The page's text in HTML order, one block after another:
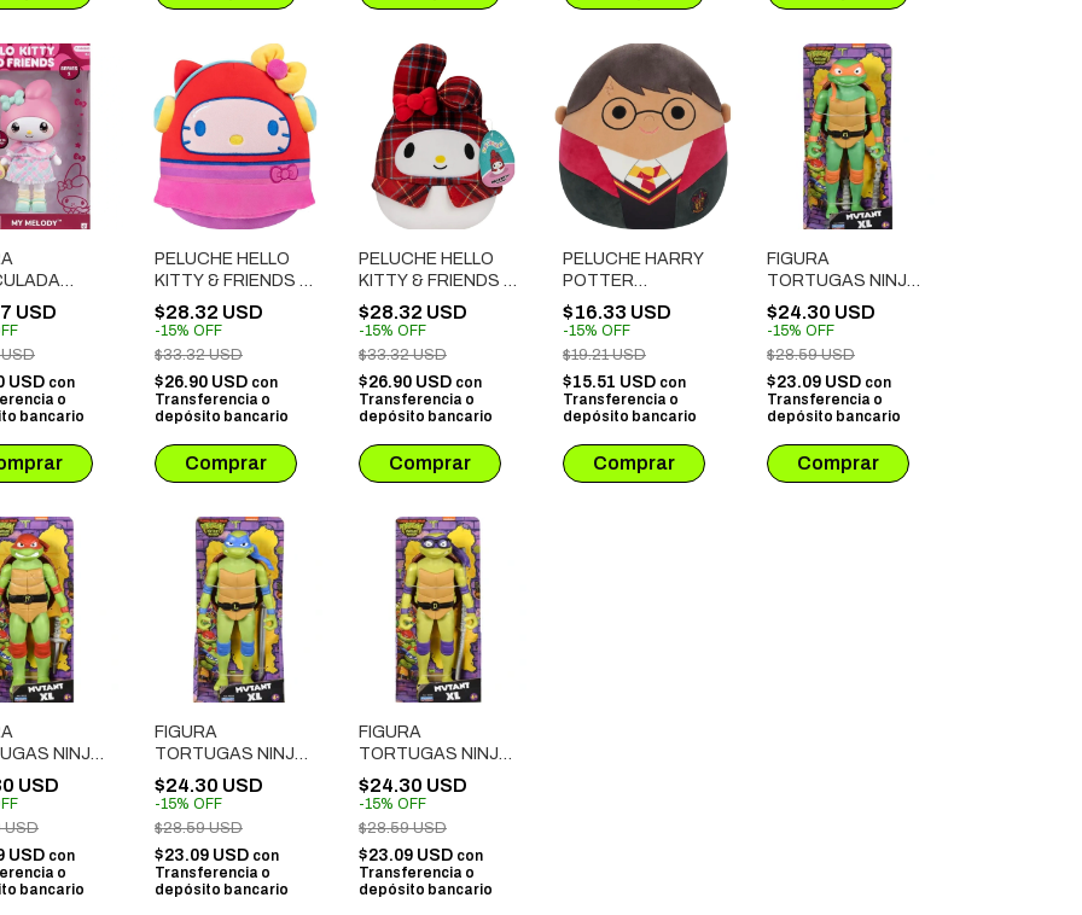
KITTY &
- MY
USD
USD con
o
bancario
PELUCHE HELLO
KITTY & FRIENDS -
KITTY (2)
$28.32 USD
-15% OFF
$33.32 USD
$26.90 USD con
Transferencia o
depósito bancario
PELUCHE HELLO
KITTY & FRIENDS -
MY MELODY
$28.32 USD
-15% OFF
$33.32 USD
$26.90 USD con
Transferencia o
depósito bancario
PELUCHE HARRY
POTTER
SQUISHMALLOW -
HARRY POTTER
$16.33 USD
-15% OFF
$19.21 USD
$15.51 USD con
Transferencia o
depósito bancario
FIGURA
TORTUGAS NINJA
MUTANT MAYHEM -
MICHELANGELO
(83220)
$24.30 USD
-15% OFF
$28.59 USD
$23.09 USD con
Transferencia o
depósito bancario
NINJA
MAYHEM -
(83220)
USD
USD
USD con
o
bancario
FIGURA
TORTUGAS NINJA
MUTANT MAYHEM
XL - LEONARDO
(83220)
$24.30 USD
-15% OFF
$28.59 USD
$23.09 USD con
Transferencia o
depósito bancario
FIGURA
TORTUGAS NINJA
MUTANT MAYHEM
XL - DONATELLO
(83220)
$24.30 USD
-15% OFF
$28.59 USD
$23.09 USD con
Transferencia o
depósito bancario